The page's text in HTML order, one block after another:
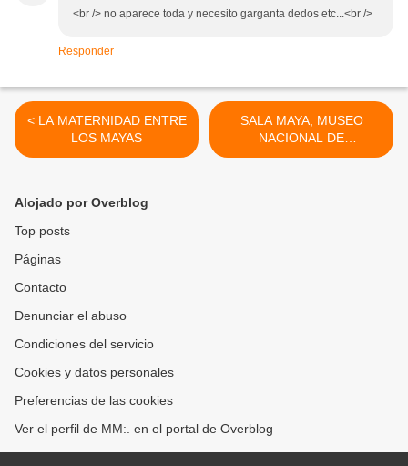
<br /> no aparece toda y necesito garganta dedos etc...<br />
Responder
< LA MATERNIDAD ENTRE
LOS MAYAS
SALA MAYA, MUSEO
NACIONAL DE
ANTROPOLOGIA >
Alojado por Overblog
Top posts
Páginas
Contacto
Denunciar el abuso
Condiciones del servicio
Cookies y datos personales
Preferencias de las cookies
Ver el perfil de MM:. en el portal de Overblog